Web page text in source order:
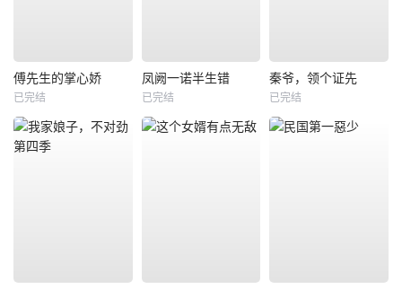
傅先生的掌心娇
已完结
凤阙一诺半生错
已完结
秦爷，领个证先
已完结